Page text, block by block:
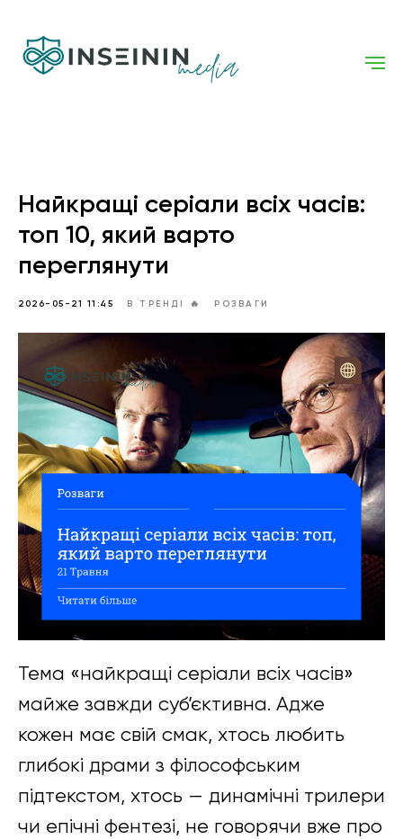
Найкращі серіали всіх часів:
топ 10, який варто
переглянути
2026-05-21 11:45 В ТРЕНДІ 🔥 РОЗВАГИ
Тема «найкращі серіали всіх часів»
майже завжди суб’єктивна. Адже
кожен має свій смак, хтось любить
глибокі драми з філософським
підтекстом, хтось — динамічні трилери
чи епічні фентезі, не говорячи вже про